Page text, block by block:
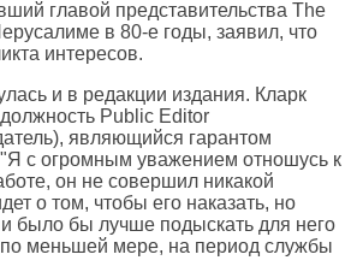
главой представительства The
в 80-е годы, заявил, что
интересов.
и в редакции издания. Кларк
Public Editor
являющийся гарантом
"Я с огромным уважением отношусь к
он не совершил никакой
о том, чтобы его наказать, но
было бы лучше подыскать для него
меньшей мере, на период службы